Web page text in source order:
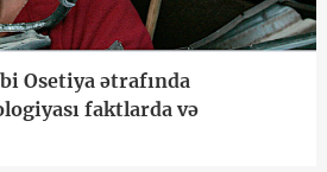
Osetiya ətrafında
faktlarda və